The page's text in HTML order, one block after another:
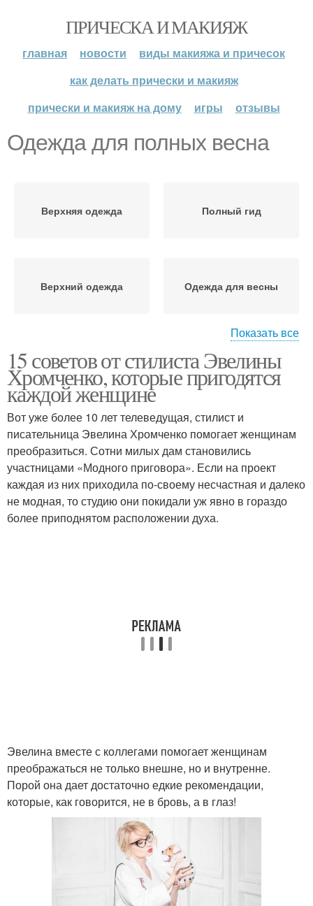
ПРИЧЕСКА И МАКИЯЖ
главная новости
виды макияжа и причесок
как делать прически и макияж
прически и макияж на дому
игры отзывы
Одежда для полных весна
Верхняя одежда Полный гид
Верхний одежда Одежда для весны
девушек
Женщины на весну
Показать все
15 советов от стилиста Эвелины
Хромченко, которые пригодятся
каждой женщине
Вот уже более 10 лет телеведущая, стилист и
писательница Эвелина Хромченко помогает женщинам
преобразиться. Сотни милых дам становились
участницами «Модного приговора». Если на проект
каждая из них приходила по-своему несчастная и далеко
не модная, то студию они покидали уж явно в гораздо
более приподнятом расположении духа.
Эвелина вместе с коллегами помогает женщинам
преображаться не только внешне, но и внутренне.
Порой она дает достаточно едкие рекомендации,
которые, как говорится, не в бровь, а в глаз!